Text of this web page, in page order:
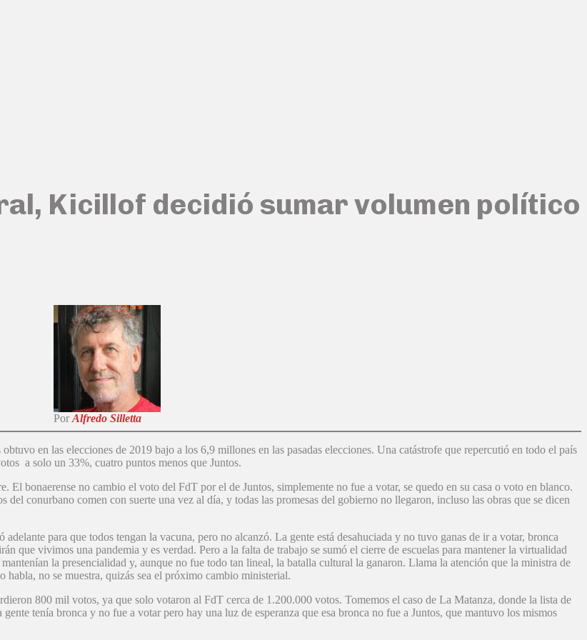
Kicillof decidió sumar volumen político
Por Alfredo Silletta
en las elecciones de 2019 bajo a los 6,9 millones en las pasadas elecciones. Una catástrofe que repercutió en todo el país
a solo un 33%, cuatro puntos menos que Juntos.
El bonaerense no cambio el voto del FdT por el de Juntos, simplemente no fue a votar, se quedo en su casa o voto en blanco.
conurbano comen con suerte una vez al día, y todas las promesas del gobierno no llegaron, incluso las obras que se dicen
para que todos tengan la vacuna, pero no alcanzó. La gente está desahuciada y no tuvo ganas de ir a votar, bronca
que vivimos una pandemia y es verdad. Pero a la falta de trabajo se sumó el cierre de escuelas para mantener la virtualidad
la presencialidad y, aunque no fue todo tan lineal, la batalla cultural la ganaron. Llama la atención que la ministra de
no se muestra, quizás sea el próximo cambio ministerial.
800 mil votos, ya que solo votaron al FdT cerca de 1.200.000 votos. Tomemos el caso de La Matanza, donde la lista de
tenía bronca y no fue a votar pero hay una luz de esperanza que esa bronca no fue a Juntos, que mantuvo los mismos